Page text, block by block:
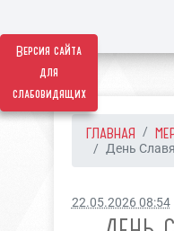
Версия сайта
для
слабовидящих
ГЛАВНАЯ
День
22.05.2026 08:54